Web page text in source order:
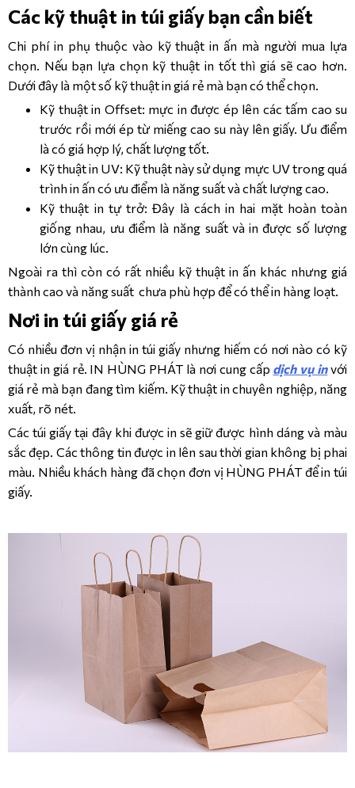
Các kỹ thuật in túi giấy bạn cần biết
Chi phí in phụ thuộc vào kỹ thuật in ấn mà người mua lựa
chọn. Nếu bạn lựa chọn kỹ thuật in tốt thì giá sẽ cao hơn.
Dưới đây là một số kỹ thuật in giá rẻ mà bạn có thể chọn.
Kỹ thuật in Offset: mực in được ép lên các tấm cao su
trước rồi mới ép từ miếng cao su này lên giấy. Ưu điểm
là có giá hợp lý, chất lượng tốt.
Kỹ thuật in UV: Kỹ thuật nàysử dụng mực UV trong quá
trình in ấn có ưu điểm là năng suất và chất lượng cao.
Kỹ thuật in tự trở: Đây là cách in hai mặt hoàn toàn
giống nhau, ưu điểm là năng suất và in được số lượng
lớn cùng lúc.
Ngoài ra thì còn có rất nhiều kỹ thuật in ấn khác nhưng giá
thành cao và năng suất chưa phù hợp để có thể in hàng loạt.
Nơi in túi giấy giá rẻ
Có nhiều đơn vị nhận in túi giấy nhưng hiếm có nơi nào có kỹ
thuật in giá rẻ. IN HÙNG PHÁT là nơi cung cấp dịch vụ invới
giá rẻ mà bạn đang tìm kiếm. Kỹ thuật in chuyên nghiệp, năng
xuất, rõ nét.
Các túi giấy tại đây khi được in sẽ giữ được hình dáng và màu
sắc đẹp. Các thông tin được in lên sau thời gian không bị phai
màu. Nhiều khách hàng đã chọn đơn vị HÙNG PHÁT để in túi
giấy.